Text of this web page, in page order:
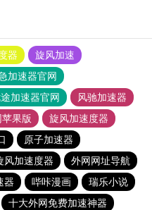
器
旋风加速
加速器官网
加速器官网
风驰加速器
果版
旋风加速度器
原子加速器
风加速度器
外网网址导航
器 哔咔漫画
瑞乐小说
十大外网免费加速神器